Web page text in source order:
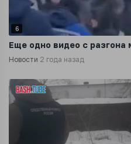
6
Еще одно видео с разгона
Новости 2 года назад